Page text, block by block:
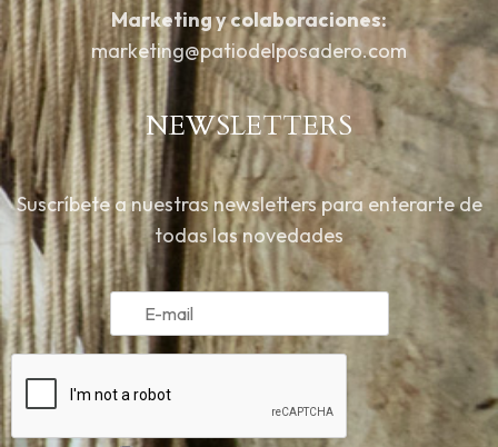
Marketing y colaboraciones:
marketing@patiodelposadero.com
NEWSLETTERS
Suscríbete a nuestras newsletters para enterarte de
todas las novedades